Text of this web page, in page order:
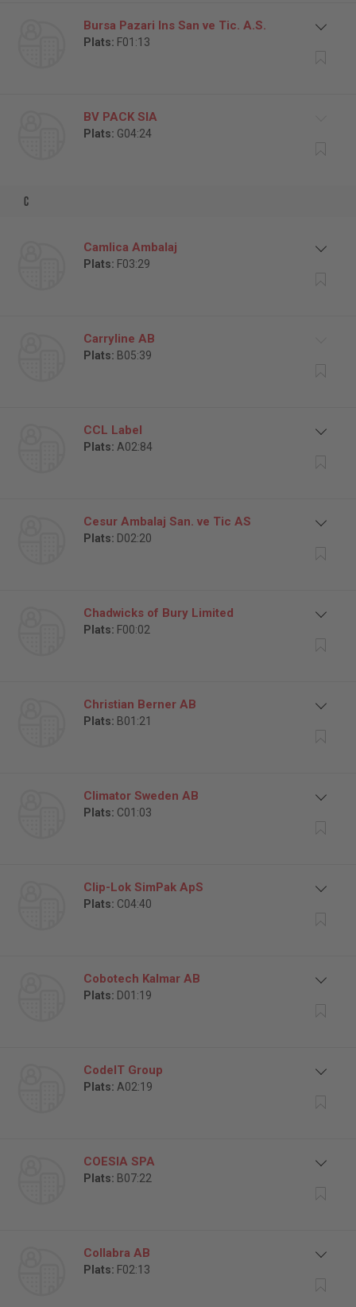
Bursa Pazari Ins San ve Tic. A.S.
Plats: F01:13
BV PACK SIA
Plats: G04:24
c
Camlica Ambalaj
Plats: F03:29
Carryline AB
Plats: B05:39
CCL Label
Plats: A02:84
Cesur Ambalaj San. ve Tic AS
Plats: D02:20
Chadwicks of Bury Limited
Plats: F00:02
Christian Berner AB
Plats: B01:21
Climator Sweden AB
Plats: C01:03
Clip-Lok SimPak ApS
Plats: C04:40
Cobotech Kalmar AB
Plats: D01:19
CodeIT Group
Plats: A02:19
COESIA SPA
Plats: B07:22
Collabra AB
Plats: F02:13